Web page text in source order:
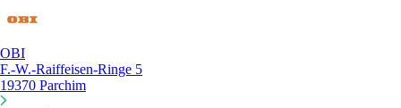
OBI
F.-W.-Raiffeisen-Ringe 5
19370 Parchim